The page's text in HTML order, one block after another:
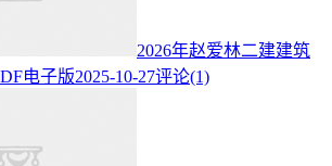
2026年赵爱林二建建筑
电子版2025-10-27评论(1)